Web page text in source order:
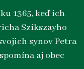
1365, keď ich
Szikszayho
synov Petra
aj obec